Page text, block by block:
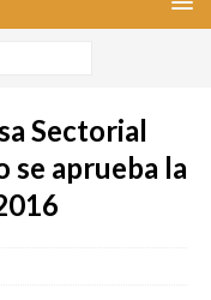
Sectorial
se aprueba la